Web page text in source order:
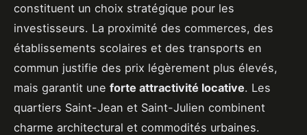
constituent un choix stratégique pour les
investisseurs. La proximité des commerces, des
établissements scolaires et des transports en
commun justifie des prix légèrement plus élevés,
mais garantit une forte attractivité locative. Les
quartiers Saint-Jean et Saint-Julien combinent
charme architectural et commodités urbaines.